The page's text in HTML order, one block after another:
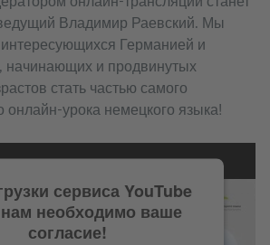
Владимир Раевский. Мы
Германией и
начинающих и продвинутых
стать частью самого
онлайн-урока немецкого языка!
сервиса YouTube
необходимо ваше
согласие!